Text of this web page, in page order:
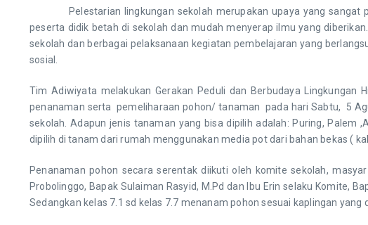
Pelestarian lingkungan sekolah merupakan upaya yang sangat
peserta didik betah di sekolah dan mudah menyerap ilmu yang
sekolah dan berbagai pelaksanaan kegiatan pembelajaran yang
sosial.
Tim Adiwiyata melakukan Gerakan Peduli dan Berbudaya Lingkungan
penanaman serta pemeliharaan pohon/ tanaman pada hari Sabtu, 5
sekolah. Adapun jenis tanaman yang bisa dipilih adalah: Puring, Palem
dipilih di tanam dari rumah menggunakan media pot dari bahan bekas (
Penanaman pohon secara serentak diikuti oleh komite sekolah,
Probolinggo, Bapak Sulaiman Rasyid, M.Pd dan Ibu Erin selaku Komite,
Sedangkan kelas 7.1 sd kelas 7.7 menanam pohon sesuai kaplingan